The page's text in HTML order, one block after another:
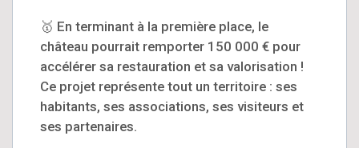
🥇 En terminant à la première place, le
château pourrait remporter 150 000 € pour
accélérer sa restauration et sa valorisation !
Ce projet représente tout un territoire : ses
habitants, ses associations, ses visiteurs et
ses partenaires.